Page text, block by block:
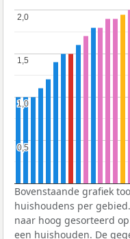
0,5
0,5
1,0
1,0
1,5
1,5
2,0
2,0
Bovenstaande grafiek
huishoudens per
naar hoog gesorteerd
een huishouden. De